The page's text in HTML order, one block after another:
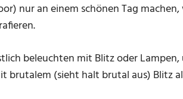
nur an einem schönen Tag
beleuchten mit Blitz oder
brutalem (sieht halt brutal aus) Blitz